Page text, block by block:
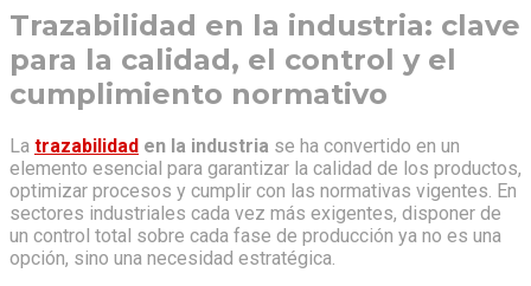
Trazabilidad en la industria: clave
para la calidad, el control y el
cumplimiento normativo
La trazabilidad en la industria se ha convertido en un
elemento esencial para garantizar la calidad de los productos,
optimizar procesos y cumplir con las normativas vigentes. En
sectores industriales cada vez más exigentes, disponer de
un control total sobre cada fase de producción ya no es una
opción, sino una necesidad estratégica.